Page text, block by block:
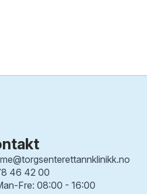
46 42 00
Fre: 08:00 - 16:00